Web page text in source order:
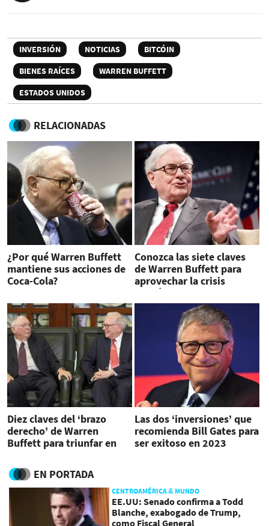
INVERSIÓN NOTICIAS
BITCÓIN
BIENES RAÍCES
WARREN BUFFETT
ESTADOS UNIDOS
RELACIONADAS
¿Por qué Warren Buffett
mantiene sus acciones de
Coca-Cola?
Conozca las siete claves
de Warren Buffett para
aprovechar la crisis
económica e invertir
Diez claves del ‘brazo
derecho’ de Warren
Buffett para triunfar en
Las dos ‘inversiones’ que
recomienda Bill Gates para
ser exitoso en 2023
EN PORTADA
CENTROAMÉRICA & MUNDO
EE.UU: Senado confirma a Todd
Blanche, exabogado de Trump,
como Fiscal General